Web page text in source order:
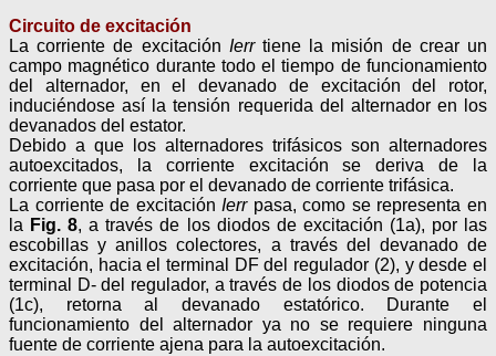
Circuito de excitación
La corriente de excitación Ierrtiene la misión de crear un
campo magnético durante todo el tiempo de funcionamiento
del alternador, en el devanado de excitación del rotor,
induciéndose así la tensión requerida del alternador en los
devanados del estator.
Debido a que los alternadores trifásicos son alternadores
autoexcitados, la corriente excitación se deriva de la
corriente que pasa por el devanado de corriente trifásica.
La corriente de excitación Ierrpasa, como se representa en
la Fig. 8, a través de los diodos de excitación (1a), por las
escobillas y anillos colectores, a través del devanado de
excitación, hacia el terminal DF del regulador (2), y desde el
terminal D- del regulador, a través de los diodos de potencia
(1c), retorna al devanado estatórico. Durante el
funcionamiento del alternador ya no se requiere ninguna
fuente de corriente ajena para la autoexcitación.